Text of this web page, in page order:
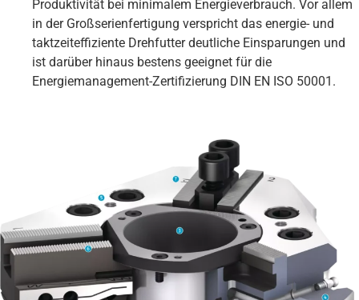
Produktivität bei minimalem Energieverbrauch. Vor allem
in der Großserienfertigung verspricht das energie- und
taktzeiteffiziente Drehfutter deutliche Einsparungen und
ist darüber hinaus bestens geeignet für die
Energiemanagement-Zertifizierung DIN EN ISO 50001.